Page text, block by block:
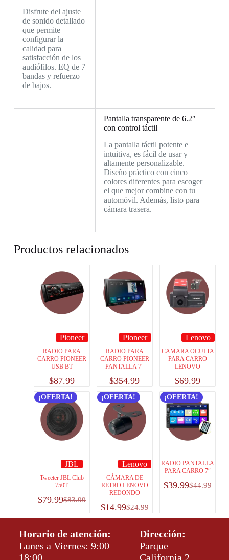
Disfrute del ajuste
de sonido detallado
que permite
configurar la
calidad para
satisfacción de los
audiófilos. EQ de 7
bandas y refuerzo
de bajos.
Pantalla transparente de 6.2″
con control táctil
La pantalla táctil potente e
intuitiva, es fácil de usar y
altamente personalizable.
Diseño práctico con cinco
colores diferentes para escoger
el que mejor combine con tu
automóvil. Además, listo para
cámara trasera.
Productos relacionados
Pioneer
RADIO PARA
CARRO PIONEER
USB BT
$87.99
Pioneer
RADIO PARA
CARRO PIONEER
PANTALLA 7″
$354.99
Lenovo
CAMARA OCULTA
PARA CARRO
LENOVO
$69.99
¡OFERTA!
JBL
Tweeter JBL Club
750T
$83.99
$79.99
¡OFERTA!
Lenovo
CÁMARA DE
RETRO LENOVO
REDONDO
$24.99
$14.99
¡OFERTA!
RADIO PANTALLA
PARA CARRO 7″
$44.99
$39.99
Horario de atención:
Lunes a Viernes: 9:00 –
18:00
Dirección:
Parque
California 2